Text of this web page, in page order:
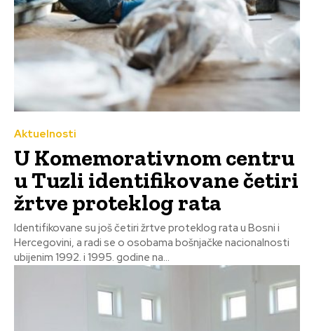
Aktuelnosti
U Komemorativnom centru
u Tuzli identifikovane četiri
žrtve proteklog rata
Identifikovane su još četiri žrtve proteklog rata u Bosni i
Hercegovini, a radi se o osobama bošnjačke nacionalnosti
ubijenim 1992. i 1995. godine na...